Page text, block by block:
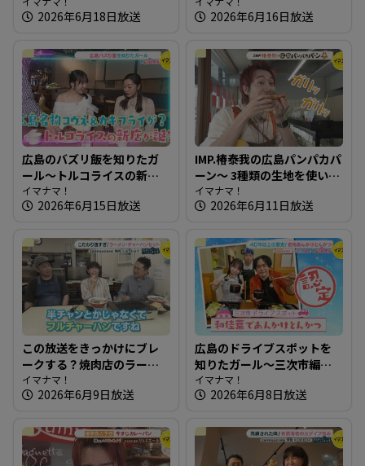
2026年6月18日放送 2026年6月16日放送
広島のバズリ飯を知りたガ
ール～トルコライスの新店
＆360度カメラ完備の最新カ
フェ 【街ネタ！知りたガー
イマナマ！
2026年6月15日放送
IMP.椿泰我の広島パンパカパ
ーン～ 3種類の生地を使い分
けるベーグル専門店
イマナマ！
2026年6月11日放送
この放送をきっかけにブレ
ークする？焼肉店のラーメ
ンチャーハンセット～焼肉
じゅうじゅう【たまにはそ
イマナマ！
2026年6月9日放送
広島のドライブスポットを
知りたガール～三次市編
【街ネタ！知りたガール】
イマナマ！
2026年6月8日放送